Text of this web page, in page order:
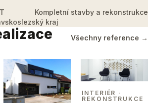
Kompletní stavby a rekonstrukce
kraj
Všechny reference →
INTERIÉR ·
REKONSTRUKCE